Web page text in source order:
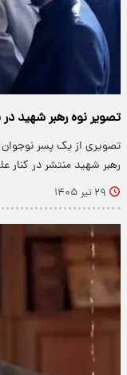
تصویر نوه رهبر شهید
تصویری از یک پسر نوجوان
رهبر شهید منتشر در کنار
۲۹ تیر ۱۴۰۵